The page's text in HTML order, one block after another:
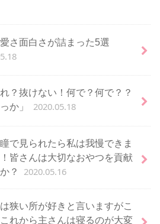
さ面白さが詰まった5選
？抜けない！何で？何で？？
か」
2020.05.18
で見られたら私は我慢できま
皆さんは大切なおやつを貢献
？
2020.05.16
狭い所が好きと言いますがこ
れから主さんは寝るのが大変